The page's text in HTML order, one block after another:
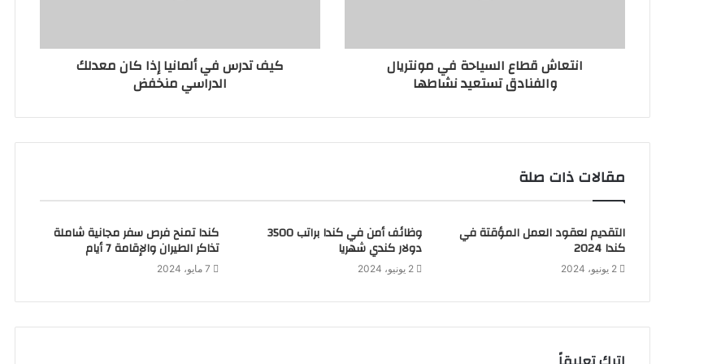
انتعاش قطاع السياحة في مونتريال
والفنادق تستعيد نشاطها
كيف تدرس في ألمانيا إذا كان معدلك
الدراسي منخفض
مقالات ذات صلة
التقديم لعقود العمل المؤقتة في
كندا 2024
2 يونيو، 2024
وظائف أمن في كندا براتب 3500
دولار كندي شهريا
2 يونيو، 2024
كندا تمنح فرص سفر مجانية شاملة
تذاكر الطيران والإقامة 7 أيام
7 مايو، 2024